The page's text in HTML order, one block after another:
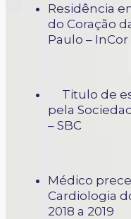
Residência
do Coração
Paulo – InCor
Titulo de
pela
– SBC
Médico
Cardiologia
2018 a 2019